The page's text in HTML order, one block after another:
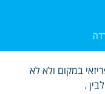
במקום ולא לא
.